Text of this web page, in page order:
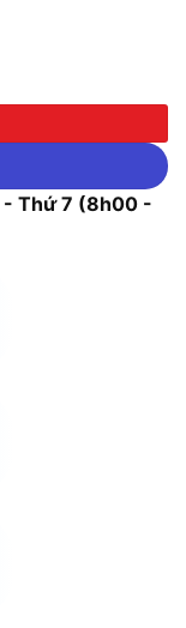
0V~250V VZ1A1-
- Thứ 7 (8h00 -